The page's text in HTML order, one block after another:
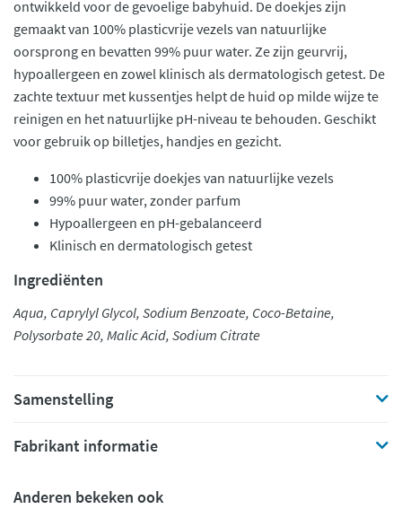
ontwikkeld voor de gevoelige babyhuid. De doekjes zijn
gemaakt van 100% plasticvrije vezels van natuurlijke
oorsprong en bevatten 99% puur water. Ze zijn geurvrij,
hypoallergeen en zowel klinisch als dermatologisch getest. De
zachte textuur met kussentjes helpt de huid op milde wijze te
reinigen en het natuurlijke pH-niveau te behouden. Geschikt
voor gebruik op billetjes, handjes en gezicht.
100% plasticvrije doekjes van natuurlijke vezels
99% puur water, zonder parfum
Hypoallergeen en pH-gebalanceerd
Klinisch en dermatologisch getest
Ingrediënten
Aqua, Caprylyl Glycol, Sodium Benzoate, Coco-Betaine,
Polysorbate 20, Malic Acid, Sodium Citrate
Samenstelling
Fabrikant informatie
Anderen bekeken ook